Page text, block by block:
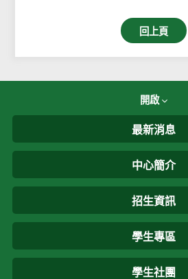
回上頁
開啟
最新消息
中心簡介
招生資訊
學生專區
學生社團